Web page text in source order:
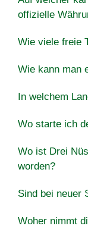
offizielle
Wie viele freie
Wie kann man
In welchem
Wo starte ich
Wo ist Drei
worden?
Sind bei neuer
Woher nimmt